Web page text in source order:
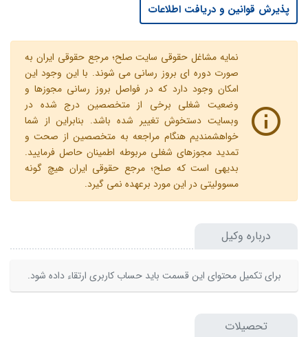
پذیرش قوانین و دریافت اطلاعات
نمایه مشاغل حقوقی سایت صلح؛ مرجع حقوقی ایران به
صورت دوره ای بروز رسانی می شوند. با این وجود این
امکان وجود دارد که در فواصل بروز رسانی مجوزها و
وضعیت شغلی برخی از متخصصین درج شده در
وبسایت دستخوش تغییر شده باشد. بنابراین از شما
خواهشمندیم هنگام مراجعه به متخصصین از صحت و
تمدید مجوزهای شغلی مربوطه اطمینان حاصل فرمایید.
بدیهی است که صلح؛ مرجع حقوقی ایران هیچ گونه
مسوولیتی در این مورد برعهده نمی گیرد.
درباره وکیل
برای تکمیل محتوای این قسمت باید حساب کاربری ارتقاء داده شود.
تحصیلات